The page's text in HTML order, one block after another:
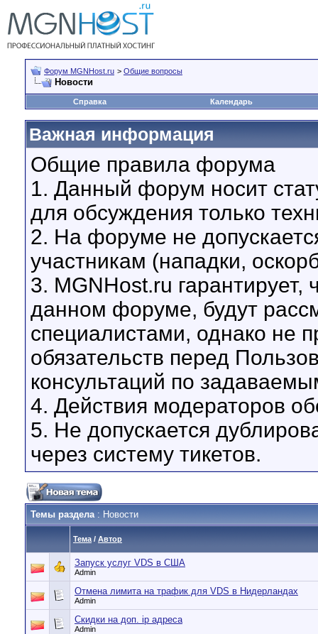
Форум MGNHost.ru > Общие вопросы
Новости
Справка Календарь
Важная информация
Общие правила форума
1. Данный форум носит
для обсуждения только
2. На форуме не
участникам (нападки,
3. MGNHost.ru
данном форуме, будут
специалистами, однако не
обязательств перед
консультаций по
4. Действия модераторов
5. Не допускается
через систему тикетов.
Темы раздела: Новости
Тема / Автор
Запуск услуг VDS в США
Admin
Отмена лимита на трафик для VDS в Нидерландах
Admin
Скидки на доп. ip адреса
Admin